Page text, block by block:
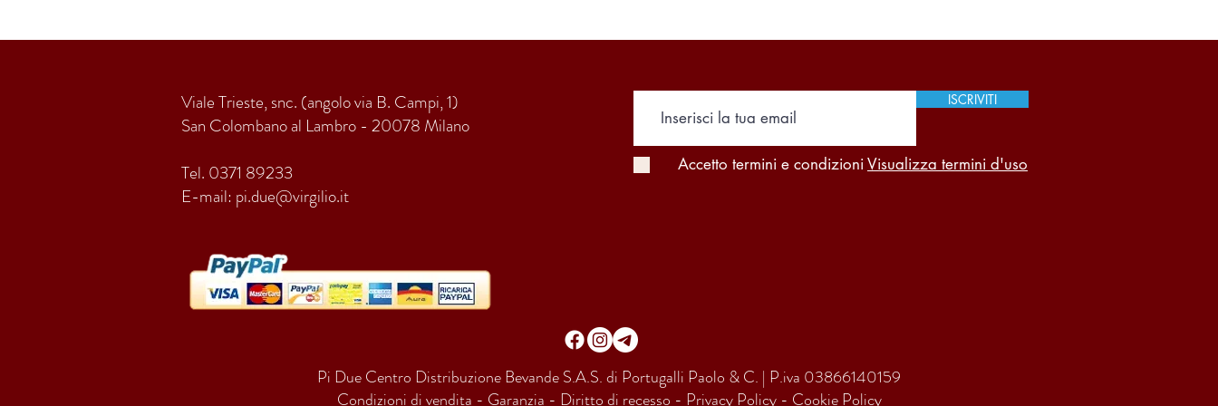
Viale Trieste, snc. (angolo via B. Campi, 1)
San Colombano al Lambro - 20078 Milano
Tel. 0371 89233
E-mail: pi.due@virgilio.it
ISCRIVITI
Accetto termini e condizioni Visualizza termini d'uso
Pi Due Centro Distribuzione Bevande S.A.S. di Portugalli Paolo & C. | P.iva 03866140159
Condizioni di vendita - Garanzia - Diritto di recesso - Privacy Policy- Cookie Policy